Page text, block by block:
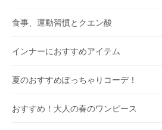
食事、運動習慣とクエン酸
インナーにおすすめアイテム
夏のおすすめぽっちゃりコーデ！
おすすめ！大人の春のワンピース